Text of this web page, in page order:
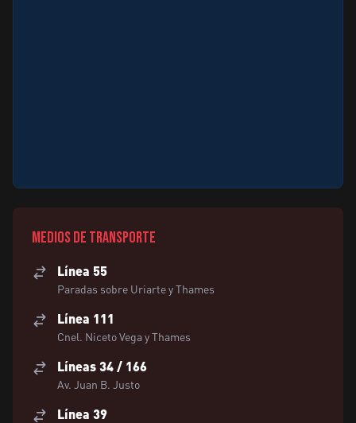
Medios de transporte
Línea 55
Paradas sobre Uriarte y Thames
Línea 111
Cnel. Niceto Vega y Thames
Líneas 34 / 166
Av. Juan B. Justo
Línea 39